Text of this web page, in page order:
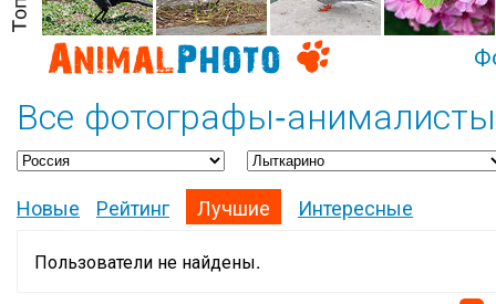
Насекомое
Коты Lebert Дикие птицы Утка
Все фотографы-
Новые Рейтинг Лучшие Интересные
Пользователи не найдены.